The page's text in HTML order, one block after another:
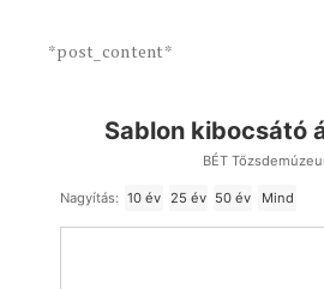
*post_content*
Sablon kibocsátó
BÉT
Nagyítás: 10 év 25 év 50 év Mind